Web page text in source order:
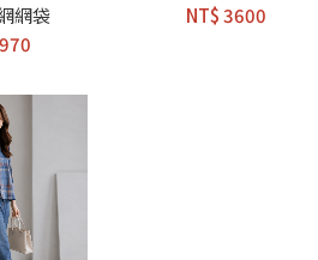
網袋
NT$ 3600